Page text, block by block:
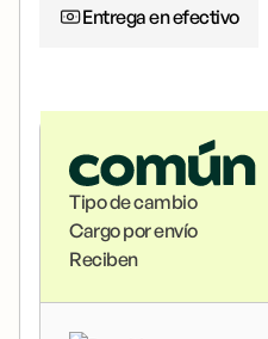
Entrega en efectivo
Tipo de cambio
Cargo por envío
Reciben